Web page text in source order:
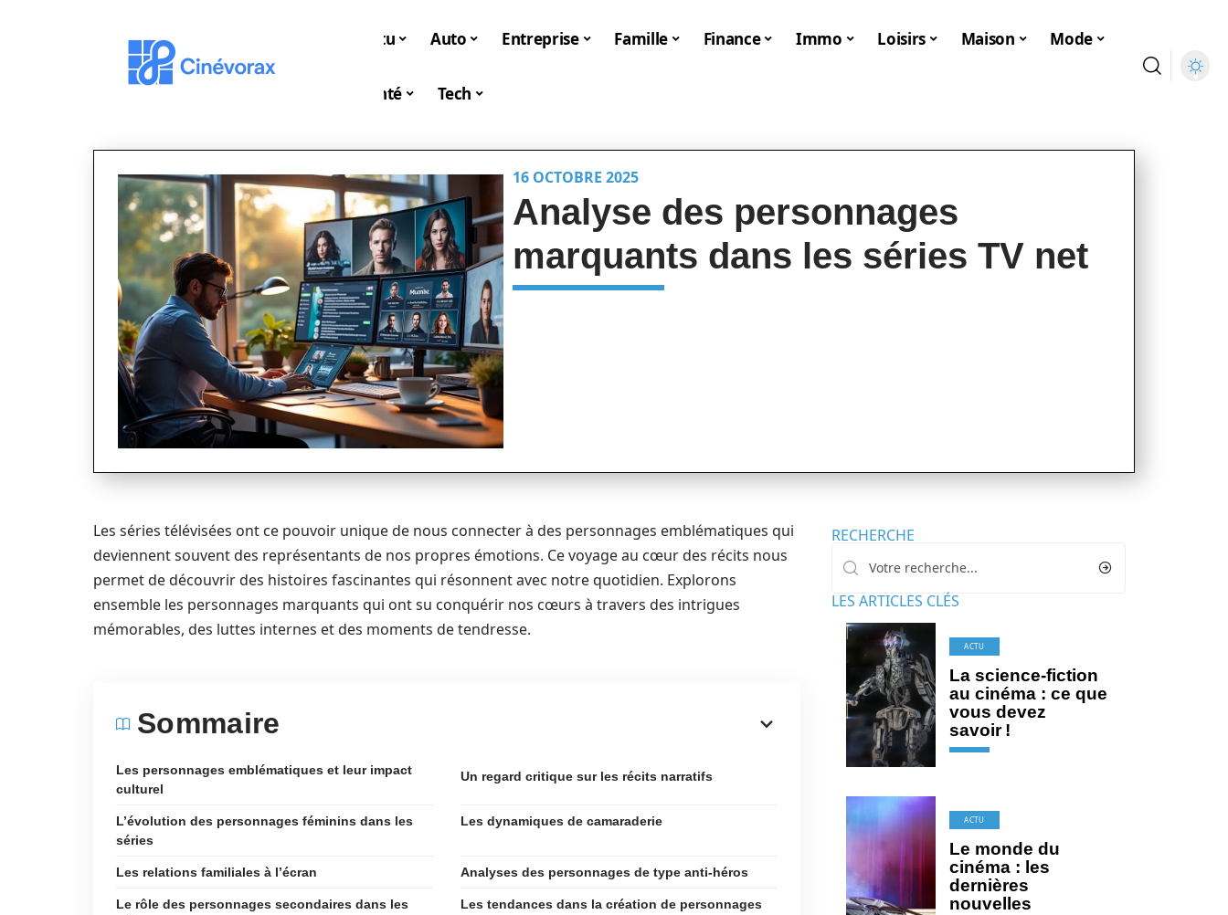
Actu Auto Entreprise Famille Finance Immo Loisirs Maison Mode
Santé Tech
16 OCTOBRE 2025
Analyse des personnages
marquants dans les séries TV net
Les séries télévisées ont ce pouvoir unique de nous connecter à des personnages emblématiques qui
deviennent souvent des représentants de nos propres émotions. Ce voyage au cœur des récits nous
permet de découvrir des histoires fascinantes qui résonnent avec notre quotidien. Explorons
ensemble les personnages marquants qui ont su conquérir nos cœurs à travers des intrigues
mémorables, des luttes internes et des moments de tendresse.
Sommaire
Les personnages emblématiques et leur impact
culturel
Un regard critique sur les récits narratifs
L’évolution des personnages féminins dans les
séries
Les dynamiques de camaraderie
Les relations familiales à l’écran Analyses des personnages de type anti-héros
Le rôle des personnages secondaires dans les
Les tendances dans la création de personnages
RECHERCHE
LES ARTICLES CLÉS
ACTU
La science-fiction
au cinéma : ce que
vous devez
savoir !
ACTU
Le monde du
cinéma : les
dernières
nouvelles